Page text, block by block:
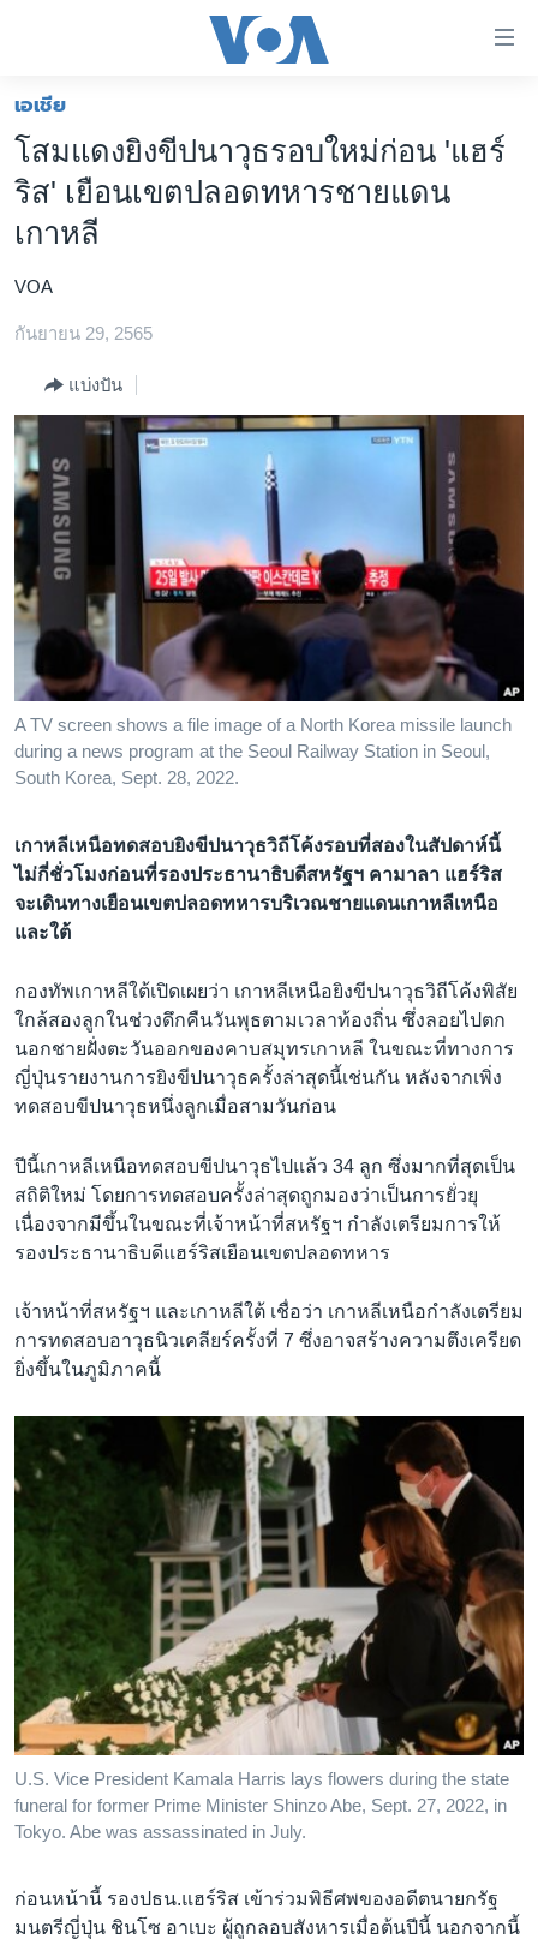
ต่อ
ข้าม
เนื้อหา
หลัก
ไป
หลัก
การ
ค้นหา
หน้าหลัก
โลก
เอเชีย
ไทย
ธุรกิจ
วิทยาศาสตร์
สังคมและสุขภาพ
ไลฟ์สไตล์
ตรวจสอบข่าว
เรียนรู้ภาษาอังกฤษ
พอดคาสต์
ติดตามเรา
เลือกภาษา
เอเชีย
โสมแดงยิงขีปนาวุธรอบใหม่ก่อน 'แฮร์
ริส' เยือนเขตปลอดทหารชายแดน
เกาหลี
VOA
กันยายน 29, 2565
แบ่งปัน
A TV screen shows a file image of a North Korea missile launch
during a news program at the Seoul Railway Station in Seoul,
South Korea, Sept. 28, 2022.
เกาหลีเหนือทดสอบยิงขีปนาวุธวิถีโค้งรอบที่สองในสัปดาห์นี้
ไม่กี่ชั่วโมงก่อนที่รองประธานาธิบดีสหรัฐฯ คามาลา แฮร์ริส
จะเดินทางเยือนเขตปลอดทหารบริเวณชายแดนเกาหลีเหนือ
และใต้
กองทัพเกาหลีใต้เปิดเผยว่า เกาหลีเหนือยิงขีปนาวุธวิถีโค้งพิสัย
ใกล้สองลูกในช่วงดึกคืนวันพุธตามเวลาท้องถิ่น ซึ่งลอยไปตก
นอกชายฝั่งตะวันออกของคาบสมุทรเกาหลี ในขณะที่ทางการ
ญี่ปุ่นรายงานการยิงขีปนาวุธครั้งล่าสุดนี้เช่นกัน หลังจากเพิ่ง
ทดสอบขีปนาวุธหนึ่งลูกเมื่อสามวันก่อน
ปีนี้เกาหลีเหนือทดสอบขีปนาวุธไปแล้ว 34 ลูก ซึ่งมากที่สุดเป็น
สถิติใหม่ โดยการทดสอบครั้งล่าสุดถูกมองว่าเป็นการยั่วยุ
เนื่องจากมีขึ้นในขณะที่เจ้าหน้าที่สหรัฐฯ กำลังเตรียมการให้
รองประธานาธิบดีแฮร์ริสเยือนเขตปลอดทหาร
เจ้าหน้าที่สหรัฐฯ และเกาหลีใต้ เชื่อว่า เกาหลีเหนือกำลังเตรียม
การทดสอบอาวุธนิวเคลียร์ครั้งที่ 7 ซึ่งอาจสร้างความตึงเครียด
ยิ่งขึ้นในภูมิภาคนี้
U.S. Vice President Kamala Harris lays flowers during the state
funeral for former Prime Minister Shinzo Abe, Sept. 27, 2022, in
Tokyo. Abe was assassinated in July.
ก่อนหน้านี้ รองปธน.แฮร์ริส เข้าร่วมพิธีศพของอดีตนายกรัฐ
มนตรีญี่ปุ่น ชินโซ อาเบะ ผู้ถูกลอบสังหารเมื่อต้นปีนี้ นอกจากนี้